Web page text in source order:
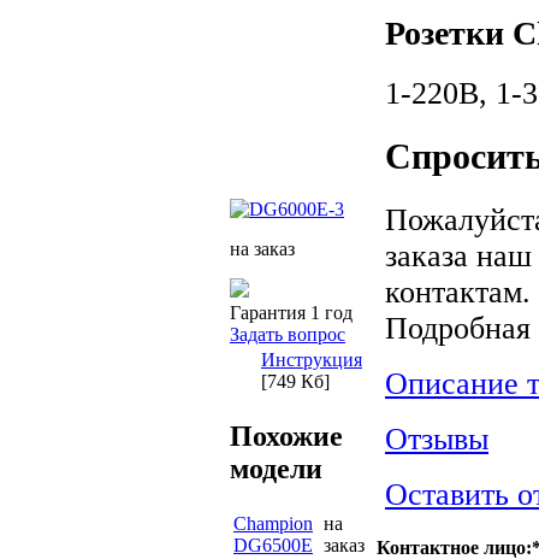
на заказ
Гарантия 1 год
Задать вопрос
Инструкция
[749 Кб]
Похожие
модели
Champion
DG6500E
на
заказ
Розетки
1-220В, 1-
заказа
контактам.
Описание
Отзывы
Оставить
Контактное лицо: